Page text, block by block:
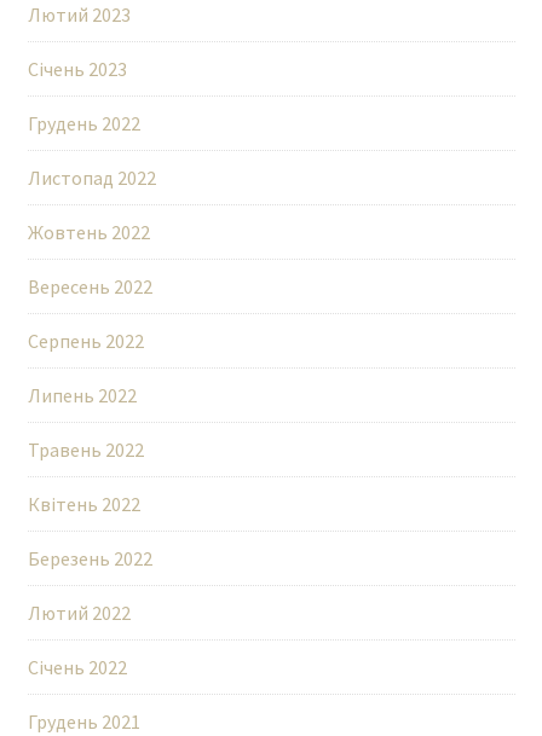
Лютий 2023
Січень 2023
Грудень 2022
Листопад 2022
Жовтень 2022
Вересень 2022
Серпень 2022
Липень 2022
Травень 2022
Квітень 2022
Березень 2022
Лютий 2022
Січень 2022
Грудень 2021